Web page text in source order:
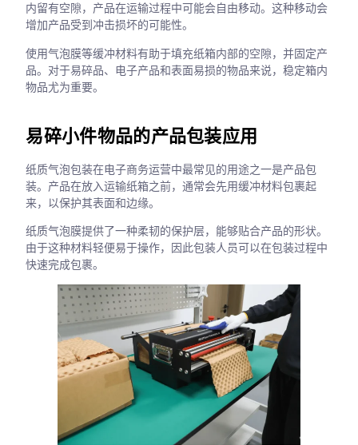
内留有空隙，产品在运输过程中可能会自由移动。这种移动会
增加产品受到冲击损坏的可能性。
使用气泡膜等缓冲材料有助于填充纸箱内部的空隙，并固定产
品。对于易碎品、电子产品和表面易损的物品来说，稳定箱内
物品尤为重要。
易碎小件物品的产品包装应用
纸质气泡包装在电子商务运营中最常见的用途之一是产品包
装。产品在放入运输纸箱之前，通常会先用缓冲材料包裹起
来，以保护其表面和边缘。
纸质气泡膜提供了一种柔韧的保护层，能够贴合产品的形状。
由于这种材料轻便易于操作，因此包装人员可以在包装过程中
快速完成包裹。